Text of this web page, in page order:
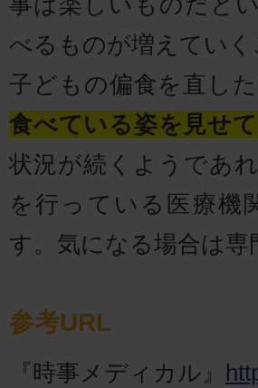
べるものが増えてい
子どもの偏食を直した
食べている姿を見せ
状況が続くようであ
を行っている医療機
す。気になる場合は
参考URL
『時事メディカル』